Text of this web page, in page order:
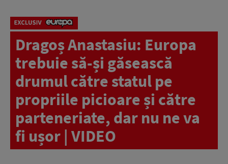
Dragoș Anastasiu: Europa
trebuie să-și găsească
drumul către statul pe
propriile picioare și către
parteneriate, dar nu ne va
fi ușor | VIDEO